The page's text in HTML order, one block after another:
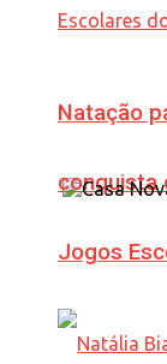
Natação
conquista
Jogos